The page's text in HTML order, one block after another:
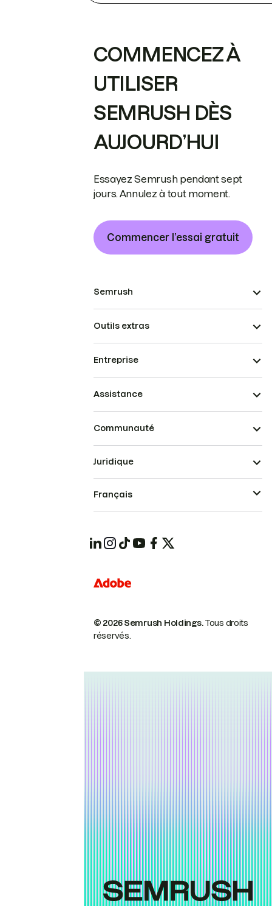
COMMENCEZ À
UTILISER
SEMRUSH DÈS
AUJOURD’HUI
Essayez Semrush pendant sept
jours. Annulez à tout moment.
Commencer l’essai gratuit
Semrush
Outils extras
Entreprise
Assistance
Communauté
© 2026 Semrush Holdings.Tous droits
réservés.
Juridique
Français